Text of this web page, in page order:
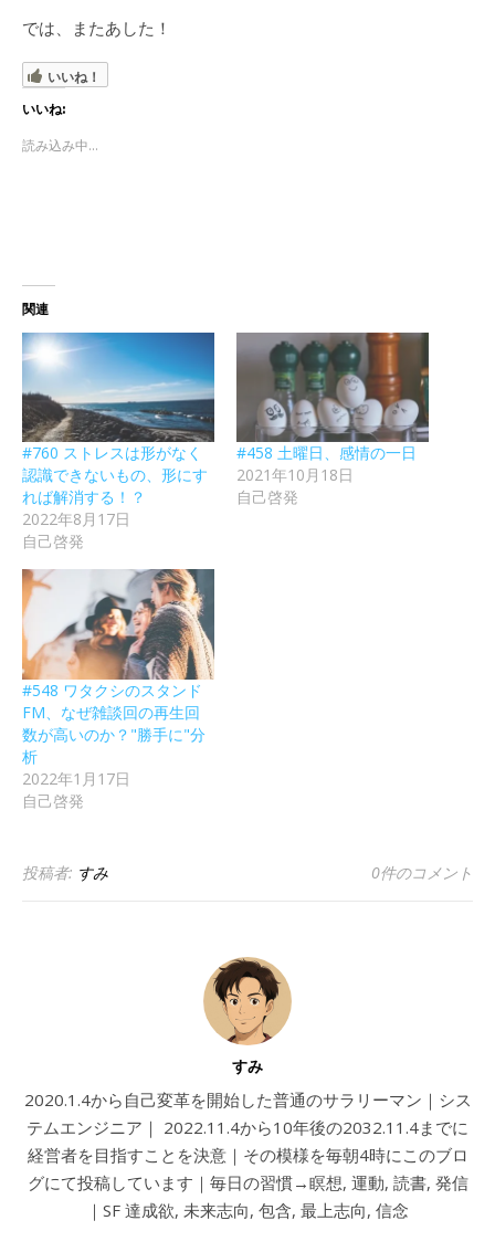
では、またあした！
いいね！
いいね:
読み込み中...
関連
#760 ストレスは形がなく
認識できないもの、形にす
れば解消する！？
2022年8月17日
自己啓発
#458 土曜日、感情の一日
2021年10月18日
自己啓発
#548 ワタクシのスタンド
FM、なぜ雑談回の再生回
数が高いのか？"勝手に"分
析
2022年1月17日
自己啓発
投稿者: すみ 0件のコメント
すみ
2020.1.4から自己変革を開始した普通のサラリーマン｜シス
テムエンジニア｜ 2022.11.4から10年後の2032.11.4までに
経営者を目指すことを決意｜その模様を毎朝4時にこのブロ
グにて投稿しています｜毎日の習慣→瞑想, 運動, 読書, 発信
｜SF 達成欲, 未来志向, 包含, 最上志向, 信念